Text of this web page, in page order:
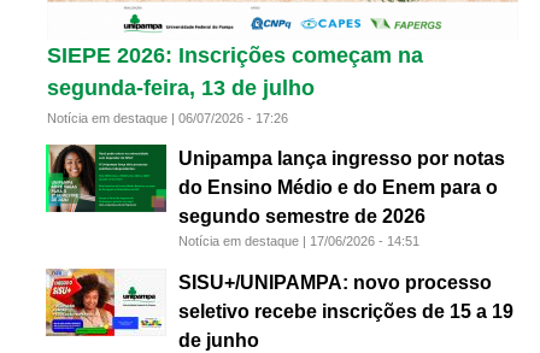
SIEPE 2026: Inscrições começam na
segunda-feira, 13 de julho
Notícia em destaque | 06/07/2026 - 17:26
Unipampa lança ingresso por notas
do Ensino Médio e do Enem para o
segundo semestre de 2026
Notícia em destaque | 17/06/2026 - 14:51
SISU+/UNIPAMPA: novo processo
seletivo recebe inscrições de 15 a 19
de junho